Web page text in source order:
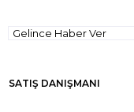
Gelince Haber Ver
SATIŞ DANIŞMANI